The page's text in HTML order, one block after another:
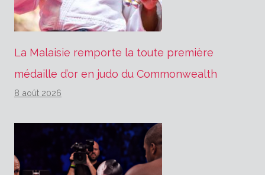
La Malaisie remporte la toute première
médaille d’or en judo du Commonwealth
8 août 2026